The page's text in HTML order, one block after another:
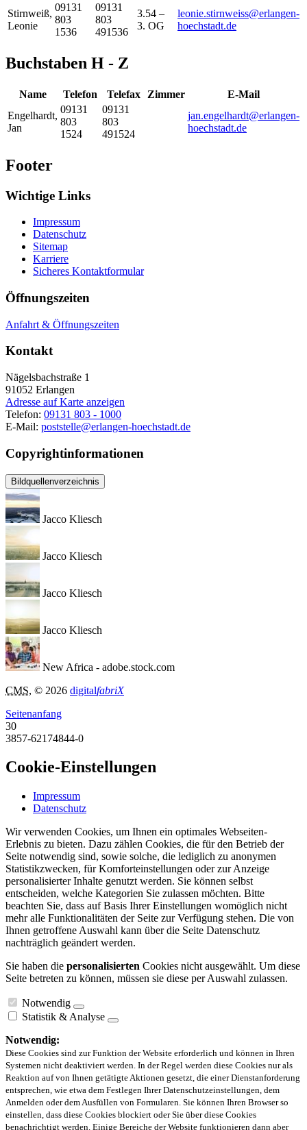
Stirnweiß,
Leonie
09131
803
1536
09131
803
491536
3.54 –
3. OG
leonie.stirnweiss@erlangen-
hoechstadt.de
Buchstaben H - Z
Name Telefon Telefax Zimmer
E-Mail
Engelhardt,
Jan
09131
803
1524
09131
803
491524
jan.engelhardt@erlangen-
hoechstadt.de
Footer
Wichtige Links
Impressum
Datenschutz
Sitemap
Karriere
Sicheres Kontaktformular
Öffnungszeiten
Anfahrt & Öffnungszeiten
Kontakt
Nägelsbachstraße 1
91052 Erlangen
Adresse auf Karte anzeigen
Telefon: 09131 803 - 1000
E-Mail: poststelle@erlangen-hoechstadt.de
Copyrightinformationen
Bildquellenverzeichnis
Jacco Kliesch
Jacco Kliesch
Jacco Kliesch
Jacco Kliesch
New Africa - adobe.stock.com
CMS, © 2026 digitalfabriX
Seitenanfang
30
3857-62174844-0
Cookie-Einstellungen
Impressum
Datenschutz
Wir verwenden Cookies, um Ihnen ein optimales Webseiten-
Erlebnis zu bieten. Dazu zählen Cookies, die für den Betrieb der
Seite notwendig sind, sowie solche, die lediglich zu anonymen
Statistikzwecken, für Komforteinstellungen oder zur Anzeige
personalisierter Inhalte genutzt werden. Sie können selbst
entscheiden, welche Kategorien Sie zulassen möchten. Bitte
beachten Sie, dass auf Basis Ihrer Einstellungen womöglich nicht
mehr alle Funktionalitäten der Seite zur Verfügung stehen. Die von
Ihnen getroffene Auswahl kann über die Seite Datenschutz
nachträglich geändert werden.
Sie haben die personalisierten Cookies nicht ausgewählt. Um diese
Seite betreten zu können, müssen sie diese per Auswahl zulassen.
Notwendig
Statistik & Analyse
Notwendig:
Diese Cookies sind zur Funktion der Website erforderlich und können in Ihren
Systemen nicht deaktiviert werden. In der Regel werden diese Cookies nur als
Reaktion auf von Ihnen getätigte Aktionen gesetzt, die einer Dienstanforderung
entsprechen, wie etwa dem Festlegen Ihrer Datenschutzeinstellungen, dem
Anmelden oder dem Ausfüllen von Formularen. Sie können Ihren Browser so
einstellen, dass diese Cookies blockiert oder Sie über diese Cookies
benachrichtigt werden. Einige Bereiche der Website funktionieren dann aber